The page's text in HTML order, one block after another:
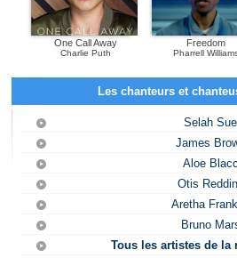
One Call Away
Charlie Puth
Freedom
Pharrell
Les chanteurs et
Selah Sue
James
Aloe Blacc
Otis
Aretha
Bruno
Tous les artistes de la